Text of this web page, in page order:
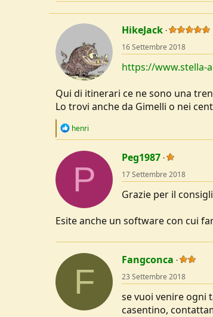
HikeJack
16 Settembre 2018
https://www.stella-
Qui di itinerari ce ne sono una
Lo trovi anche da Gimelli o nei
R
c
s
henri
P
Peg1987
17 Settembre 2018
Grazie per il
Esite anche un software con cui
F
Fangconca
23 Settembre 2018
se vuoi venire ogni
casentino,